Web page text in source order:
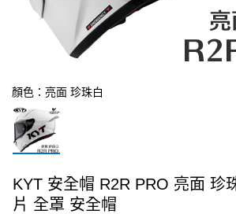
顏色：亮面 珍珠白
KYT 安全帽 R2R PRO 亮面 珍
片 全罩 安全帽